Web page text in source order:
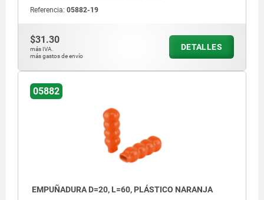
Referencia: 05882-19
$31.30
más IVA.
más gastos de envío
DETALLES
05882
EMPUÑADURA D=20, L=60, PLÁSTICO NARANJA